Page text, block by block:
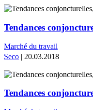
Tendances
Marché du travail
Seco | 20.03.2018
Tendances